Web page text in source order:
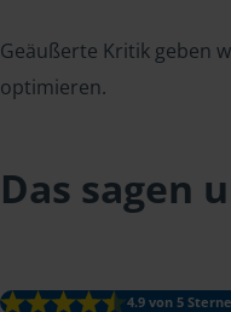
Geäußerte Kritik geben
optimieren.
Das sagen
4.9 von 5